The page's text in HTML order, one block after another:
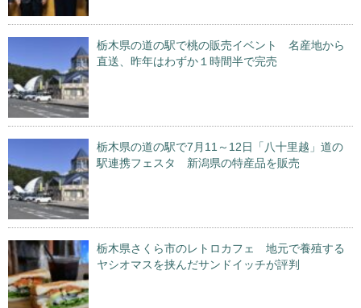
栃木県の道の駅で桃の販売イベント 名産地から
直送、昨年はわずか１時間半で完売
栃木県の道の駅で7月11～12日「八十里越」道の
駅連携フェスタ 新潟県の特産品を販売
栃木県さくら市のレトロカフェ 地元で養殖する
ヤシオマスを挟んだサンドイッチが評判